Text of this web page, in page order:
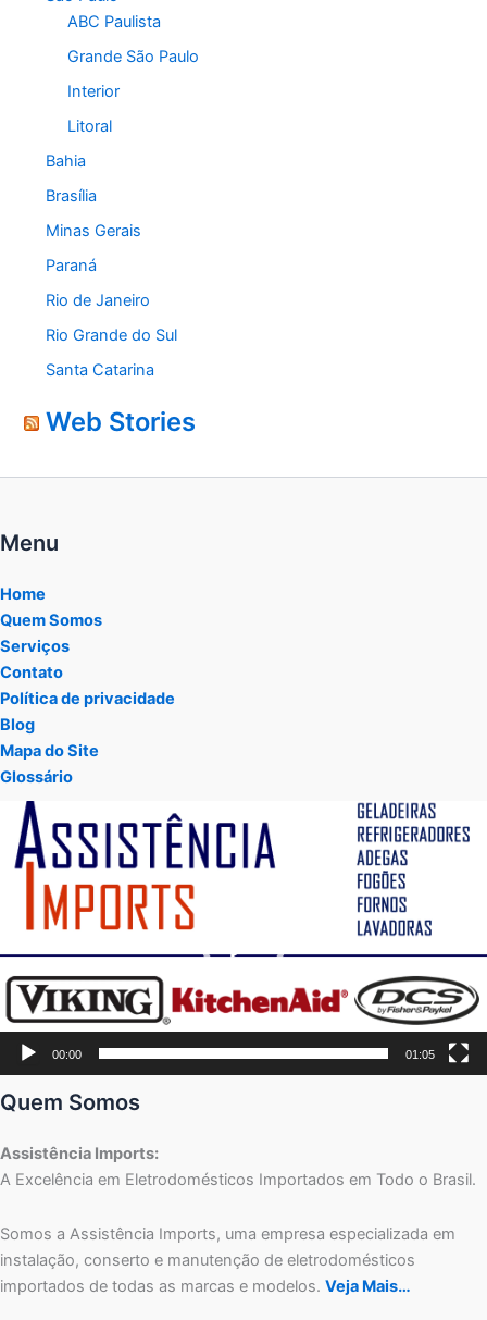
ABC Paulista
Grande São Paulo
Interior
Litoral
Bahia
Brasília
Minas Gerais
Paraná
Rio de Janeiro
Rio Grande do Sul
Santa Catarina
Web Stories
Menu
Home
Quem Somos
Serviços
Contato
Política de privacidade
Blog
Mapa do Site
Glossário
Tocador
vídeo
00:00 01:05
Quem Somos
Assistência Imports:
A Excelência em Eletrodomésticos Importados em Todo o Brasil.
Somos a Assistência Imports, uma empresa especializada em
instalação, conserto e manutenção de eletrodomésticos
importados de todas as marcas e modelos. Veja Mais…